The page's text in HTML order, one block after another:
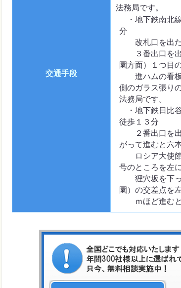
交通手段
法務局です。
・地下鉄南北
分
改札口を出た
３番出口を出
園方面）１つ目
進ハムの看板
側のガラス張り
法務局です。
・地下鉄日比
徒歩１３分
２番出口を出
がって進むと六
ロシア大使館
号のところを左
狸穴坂を下っ
園）の交差点を
ｍほど進むと